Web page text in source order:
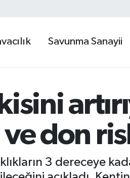
Savunma Sanayii
ve don
3 dereceye